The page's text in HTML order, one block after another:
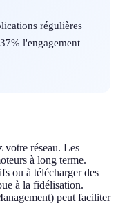
régulières
l'engagement
votre réseau. Les
à long terme.
ou à télécharger des
à la fidélisation.
peut faciliter